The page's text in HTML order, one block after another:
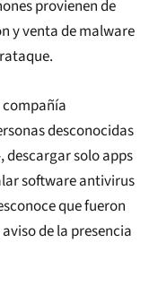
provienen de
y venta de malware
desconocidas
descargar solo apps
software antivirus
que fueron
de la presencia